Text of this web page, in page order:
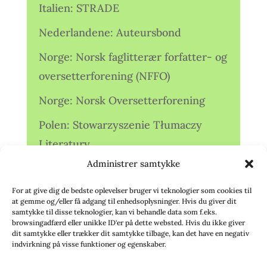
Administrer samtykke
For at give dig de bedste oplevelser bruger vi teknologier som cookies til
at gemme og/eller få adgang til enhedsoplysninger. Hvis du giver dit
samtykke til disse teknologier, kan vi behandle data som f.eks.
browsingadfærd eller unikke ID'er på dette websted. Hvis du ikke giver
dit samtykke eller trækker dit samtykke tilbage, kan det have en negativ
indvirkning på visse funktioner og egenskaber.
Italien: STRADE
Nederlandene: Auteursbond
Norge: Norsk faglitterær forfatter- og
oversetterforening (NFFO)
Norge: Norsk Oversetterforening
Polen: Stowarzyszenie Tłumaczy
Literatury
Storbritannien: Translators
Association (TA)
Sverige: Översättarsektionen (Ö.)
Sverige: Översättarcentrum (ÖC)